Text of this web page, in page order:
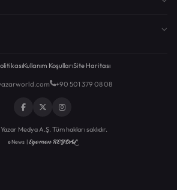
Kullanım KoşullarıSite Haritası
+90 501 379 08 08
Medya A.Ş. Tüm hakları saklıdır.
eNews |Egemen KEYDAL